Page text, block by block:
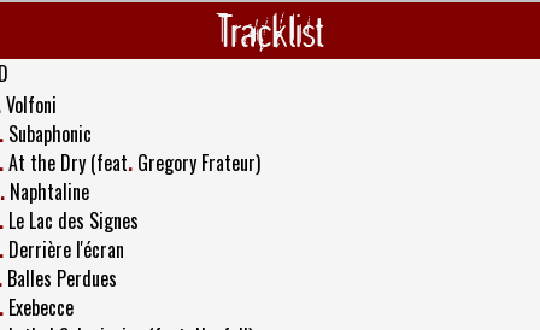
Tracklist
Volfoni
Subaphonic
At the Dry (feat. Gregory Frateur)
Naphtaline
Le Lac des Signes
Derrière l'écran
Balles Perdues
Exebecce